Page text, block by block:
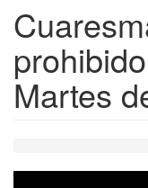
Martes